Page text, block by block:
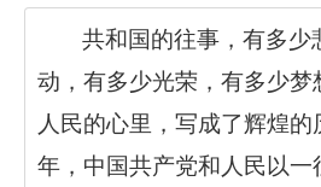
共和国的往事，有多少
动，有多少光荣，有多少梦
人民的心里，写成了辉煌
年，中国共产党和人民以一